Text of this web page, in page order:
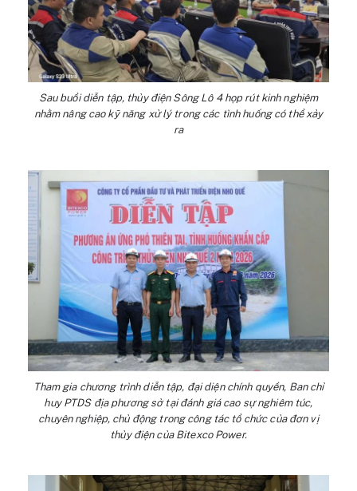
Sau buổi diễn tập, thủy điện Sông Lô 4 họp rút kinh nghiệm
nhằm nâng cao kỹ năng xử lý trong các tình huống có thể xảy
ra
Tham gia chương trình diễn tập, đại diện chính quyền, Ban chỉ
huy PTDS địa phương sở tại đánh giá cao sự nghiêm túc,
chuyên nghiệp, chủ động trong công tác tổ chức của đơn vị
thủy điện của Bitexco Power.